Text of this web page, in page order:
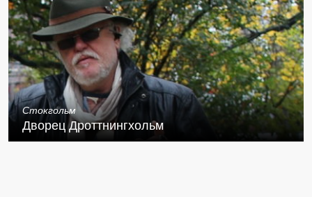
Стокгольм
Дворец Дроттнингхольм